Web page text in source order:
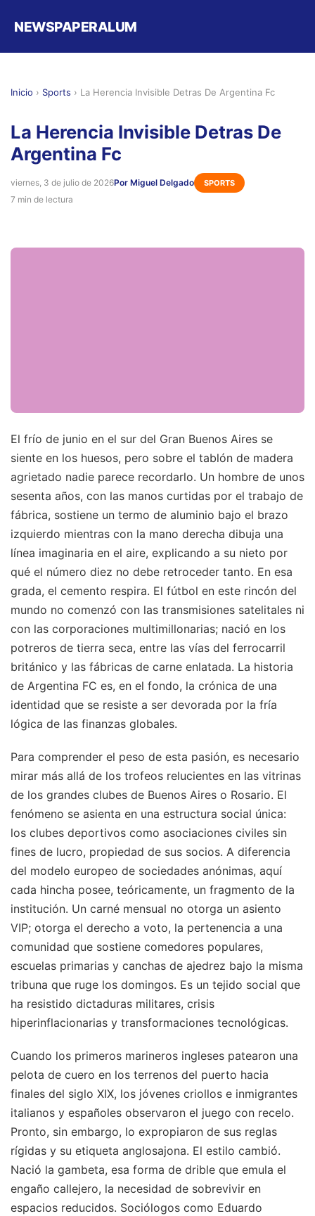
NEWSPAPERALUM
Inicio › Sports › La Herencia Invisible Detras De Argentina Fc
La Herencia Invisible Detras De
Argentina Fc
viernes, 3 de julio de 2026Por Miguel Delgado SPORTS
7 min de lectura
El frío de junio en el sur del Gran Buenos Aires se
siente en los huesos, pero sobre el tablón de madera
agrietado nadie parece recordarlo. Un hombre de unos
sesenta años, con las manos curtidas por el trabajo de
fábrica, sostiene un termo de aluminio bajo el brazo
izquierdo mientras con la mano derecha dibuja una
línea imaginaria en el aire, explicando a su nieto por
qué el número diez no debe retroceder tanto. En esa
grada, el cemento respira. El fútbol en este rincón del
mundo no comenzó con las transmisiones satelitales ni
con las corporaciones multimillonarias; nació en los
potreros de tierra seca, entre las vías del ferrocarril
británico y las fábricas de carne enlatada. La historia
de Argentina FC es, en el fondo, la crónica de una
identidad que se resiste a ser devorada por la fría
lógica de las finanzas globales.
Para comprender el peso de esta pasión, es necesario
mirar más allá de los trofeos relucientes en las vitrinas
de los grandes clubes de Buenos Aires o Rosario. El
fenómeno se asienta en una estructura social única:
los clubes deportivos como asociaciones civiles sin
fines de lucro, propiedad de sus socios. A diferencia
del modelo europeo de sociedades anónimas, aquí
cada hincha posee, teóricamente, un fragmento de la
institución. Un carné mensual no otorga un asiento
VIP; otorga el derecho a voto, la pertenencia a una
comunidad que sostiene comedores populares,
escuelas primarias y canchas de ajedrez bajo la misma
tribuna que ruge los domingos. Es un tejido social que
ha resistido dictaduras militares, crisis
hiperinflacionarias y transformaciones tecnológicas.
Cuando los primeros marineros ingleses patearon una
pelota de cuero en los terrenos del puerto hacia
finales del siglo XIX, los jóvenes criollos e inmigrantes
italianos y españoles observaron el juego con recelo.
Pronto, sin embargo, lo expropiaron de sus reglas
rígidas y su etiqueta anglosajona. El estilo cambió.
Nació la gambeta, esa forma de drible que emula el
engaño callejero, la necesidad de sobrevivir en
espacios reducidos. Sociólogos como Eduardo